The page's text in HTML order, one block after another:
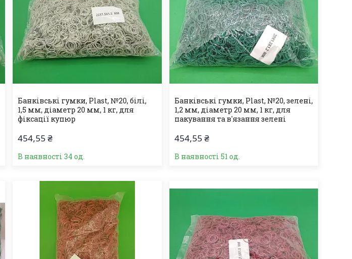
Банківські гумки, Plast, №20, білі,
1,5 мм, діаметр 20 мм, 1 кг, для
фіксації купюр
454,55 ₴
В наявності 34 од.
Банківські гумки, Plast, №20, зелені,
1,2 мм, діаметр 20 мм, 1 кг, для
пакування та в'язання зелені
454,55 ₴
В наявності 51 од.